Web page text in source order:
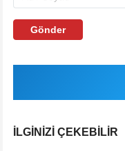
Gönder
İLGINIZI ÇEKEBILIR